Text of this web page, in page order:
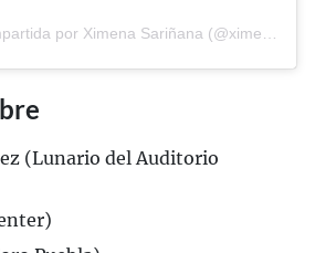
(Lunario del Auditorio